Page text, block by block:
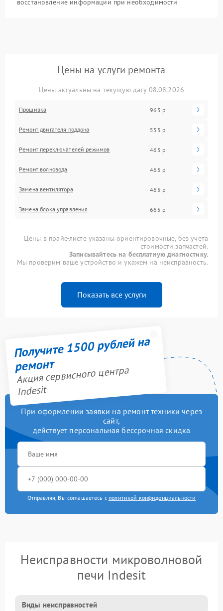
восстановление информации при необходимости
Цены на услуги ремонта
Цены актуальны на текущую дату 08.08.2026
Прошивка 965 р
Ремонт двигателя поддона 555 р
Ремонт переключателей режимов 465 р
Ремонт волновода 465 р
Замена вентилятора 465 р
Замена блока управления 665 р
Цены в прайс-листе указаны ориентировочные, без учета
стоимости запчастей.
Записывайтесь на бесплатную диагностику.
Мы проверим ваше устройство и укажем на неисправность.
Показать все услуги
Получите 1500 рублей на
ремонт
Акция сервисного центра
Indesit
При оформлении заявки на ремонт техники через
сайт,
действует персональная бессрочная скидка
Отправляя, Вы соглашаетесь с политикой конфиденциальности
Неисправности микроволновой
печи Indesit
Виды неисправностей